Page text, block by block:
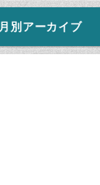
月別アーカイブ